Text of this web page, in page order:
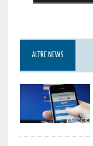
ALTRE NEWS